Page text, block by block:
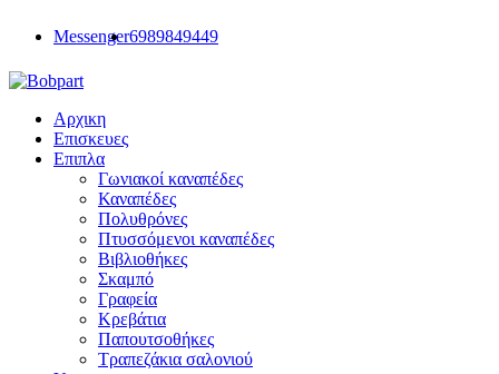
Messenger6989849449
Αρχικη
Επισκευες
Επιπλα
Γωνιακοί καναπέδες
Καναπέδες
Πολυθρόνες
Πτυσσόμενοι καναπέδες
Βιβλιοθήκες
Σκαμπό
Γραφεία
Κρεβάτια
Παπουτσοθήκες
Τραπεζάκια σαλονιού